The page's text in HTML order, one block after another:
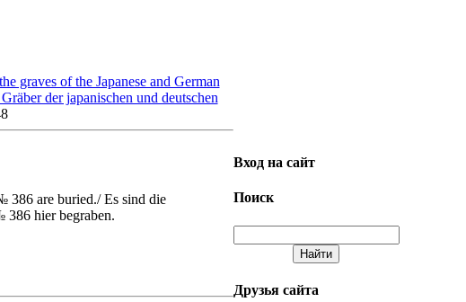
graves of the Japanese and German
der japanischen und deutschen
386 are buried./ Es sind die
386 hier begraben.
Вход на сайт
Поиск
Друзья сайта